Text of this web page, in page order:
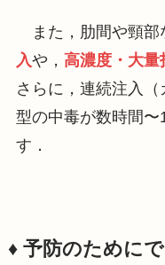
また，肋間や頸部
入や， 高濃度・大量
さらに，連続注入
型の中毒が数時間〜
す．
♦️ 予防のために